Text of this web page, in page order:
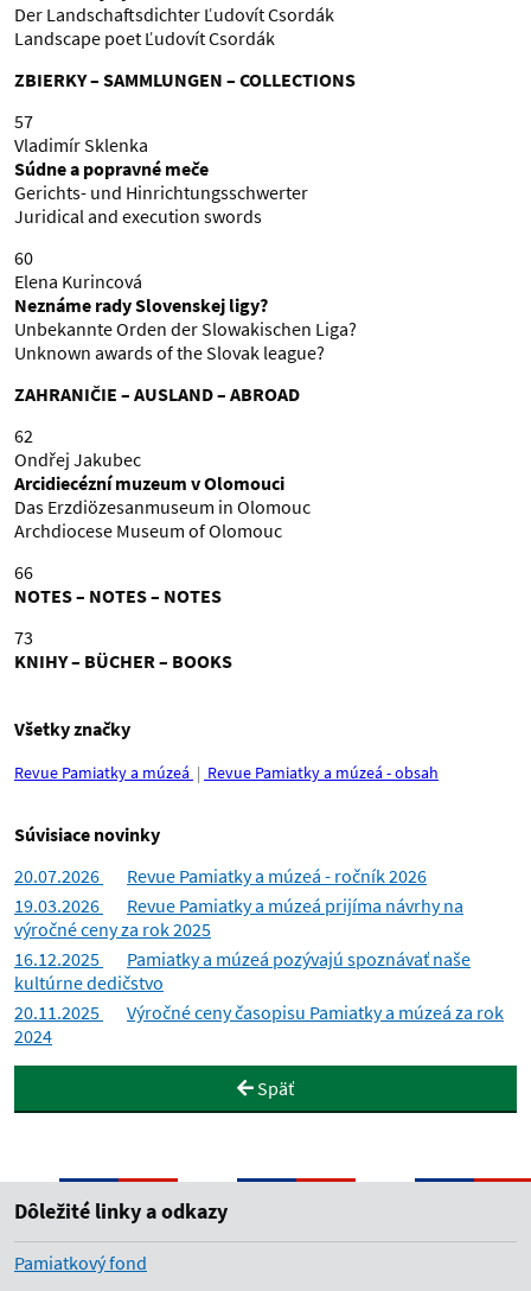
Der Landschaftsdichter Ľudovít Csordák
Landscape poet Ľudovít Csordák
ZBIERKY – SAMMLUNGEN – COLLECTIONS
57
Vladimír Sklenka
Súdne a popravné meče
Gerichts- und Hinrichtungsschwerter
Juridical and execution swords
60
Elena Kurincová
Neznáme rady Slovenskej ligy?
Unbekannte Orden der Slowakischen Liga?
Unknown awards of the Slovak league?
ZAHRANIČIE – AUSLAND – ABROAD
62
Ondřej Jakubec
Arcidiecézní muzeum v Olomouci
Das Erzdiözesanmuseum in Olomouc
Archdiocese Museum of Olomouc
66
NOTES – NOTES – NOTES
73
KNIHY – BÜCHER – BOOKS
Všetky značky
Revue Pamiatky a múzeá Revue Pamiatky a múzeá - obsah
Súvisiace novinky
20.07.2026
Revue Pamiatky a múzeá - ročník 2026
19.03.2026
Revue Pamiatky a múzeá prijíma návrhy na
výročné ceny za rok 2025
16.12.2025
Pamiatky a múzeá pozývajú spoznávať naše
kultúrne dedičstvo
20.11.2025
Výročné ceny časopisu Pamiatky a múzeá za rok
2024
Späť
Dôležité linky a odkazy
Pamiatkový fond